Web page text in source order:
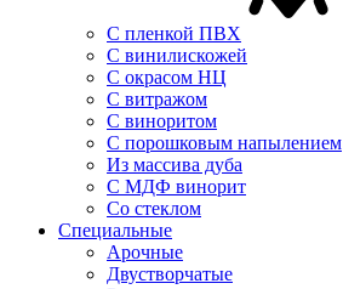
С пленкой ПВХ
С винилискожей
С окрасом НЦ
С витражом
С виноритом
С порошковым напылением
Из массива дуба
С МДФ винорит
Со стеклом
Специальные
Арочные
Двустворчатые